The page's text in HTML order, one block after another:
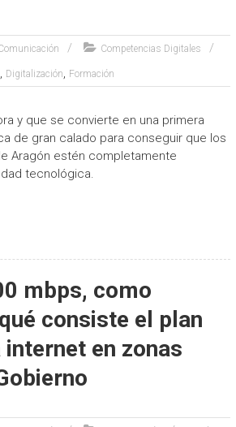
Competencias Digitales
, Digitalización, Formación
y que se convierte en una primera
de gran calado para conseguir que los
Aragón estén completamente
tecnológica.
mbps, como
consiste el plan
en zonas